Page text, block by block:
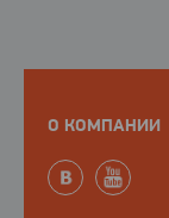
О КОМПАНИИ